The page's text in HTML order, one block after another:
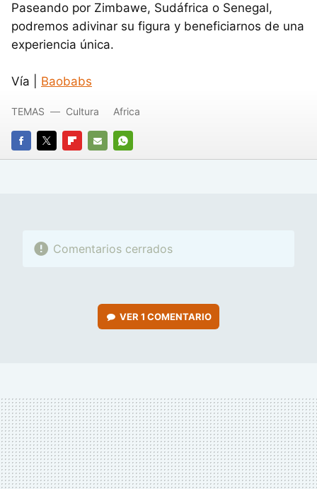
Paseando por Zimbawe, Sudáfrica o Senegal,
podremos adivinar su figura y beneficiarnos de una
experiencia única.
Vía | Baobabs
FACEBOOK
TWITTERFLIPBOARD
E-
WHATSAPP
TEMAS Cultura Africa
Comentarios cerrados
VER 1 COMENTARIO